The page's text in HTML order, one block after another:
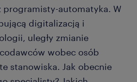
programisty-automatyka. W
digitalizacją i
uległy zmianie
wobec osób
stanowiska. Jak obecnie